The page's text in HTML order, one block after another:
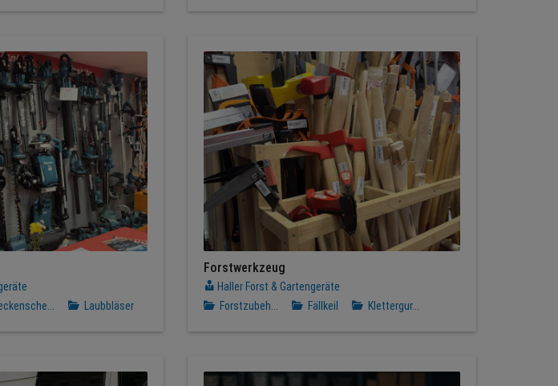
Laubbläser
Forstwerkzeug
Haller Forst & Gartengeräte
Forstzubeh...
Fällkeil Klettergur...